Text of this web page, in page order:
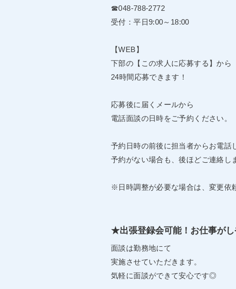
☎048-788-2772
受付：平日9:00～18:00
【WEB】
下部の【この求人に応募する】から
24時間応募できます！
応募後に届くメールから
電話面談の日時をご予約ください。
予約日時の前後に担当者からお電話
予約がない場合も、後ほどご連絡
※日時調整が必要な場合は、変更依
★出張登録会可能！お仕事が
面談は勤務地にて
実施させていただきます。
気軽に面談ができて安心です◎